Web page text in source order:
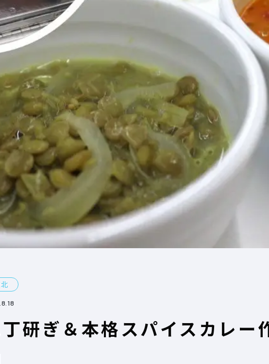
研ぎ＆本格スパイスカレー